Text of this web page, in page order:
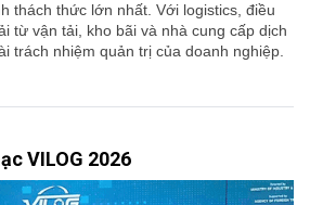
thách thức lớn nhất. Với logistics, điều
từ vận tải, kho bãi và nhà cung cấp dịch
trách nhiệm quản trị của doanh nghiệp.
VILOG 2026